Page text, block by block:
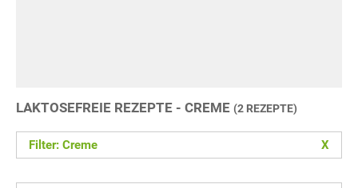
LAKTOSEFREIE REZEPTE - CREME (2 REZEPTE)
Filter: Creme X